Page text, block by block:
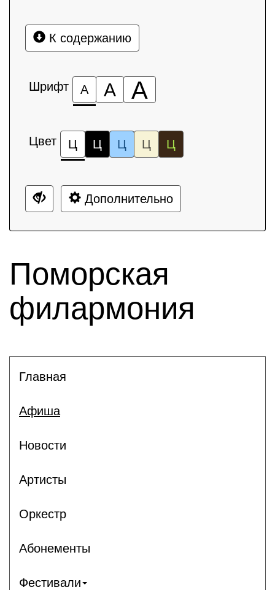
К содержанию
Шрифт А А А
Цвет Ц Ц Ц Ц Ц
Дополнительно
Поморская
филармония
Главная
Афиша
Новости
Артисты
Оркестр
Абонементы
Фестивали